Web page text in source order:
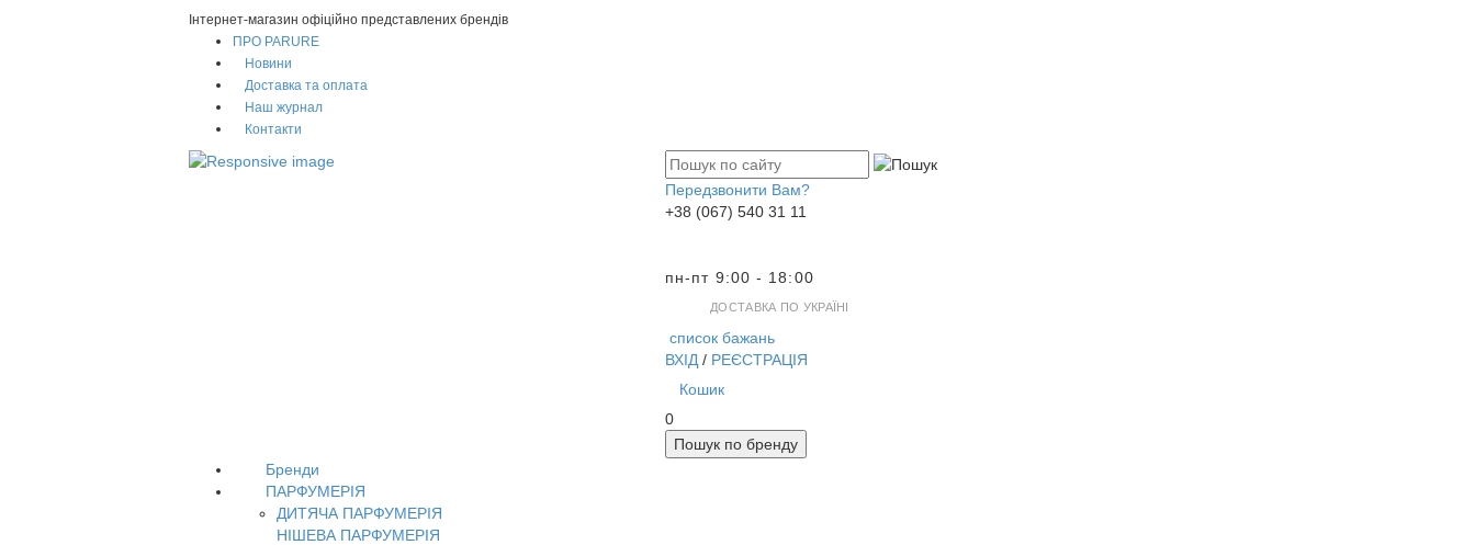
Інтернет-магазин офіційно представлених брендів
ПРО PARURE
Новини
Доставка та оплата
Наш журнал
Контакти
Передзвонити Вам?
+38 (067) 540 31 11
пн-пт 9:00 - 18:00
ДОСТАВКА ПО УКРАЇНІ
список бажань
ВХІД / РЕЄСТРАЦІЯ
Кошик
0
Пошук по бренду
Бренди
ПАРФУМЕРІЯ
ДИТЯЧА ПАРФУМЕРІЯ
НІШЕВА ПАРФУМЕРІЯ